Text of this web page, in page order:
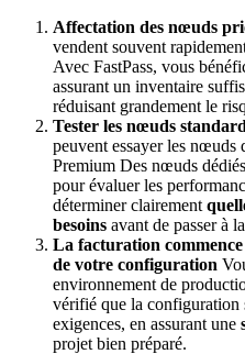
Affectation des nœuds
vendent souvent
Avec FastPass, vous
assurant un inventaire
réduisant grandement le
Tester les nœuds
peuvent essayer les nœuds
Premium Des nœuds
pour évaluer les
déterminer clairement
besoins avant de passer à
La facturation
de votre configuration
environnement de
vérifié que la configuration
exigences, en assurant une
projet bien préparé.